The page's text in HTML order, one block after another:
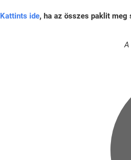
Kattints ide, ha az összes paklit meg
A